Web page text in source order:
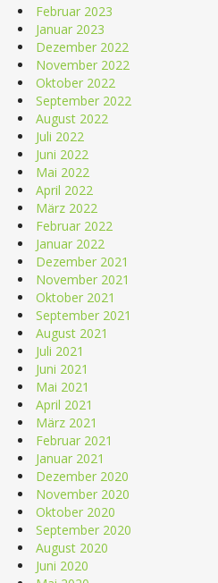
Februar 2023
Januar 2023
Dezember 2022
November 2022
Oktober 2022
September 2022
August 2022
Juli 2022
Juni 2022
Mai 2022
April 2022
März 2022
Februar 2022
Januar 2022
Dezember 2021
November 2021
Oktober 2021
September 2021
August 2021
Juli 2021
Juni 2021
Mai 2021
April 2021
März 2021
Februar 2021
Januar 2021
Dezember 2020
November 2020
Oktober 2020
September 2020
August 2020
Juni 2020